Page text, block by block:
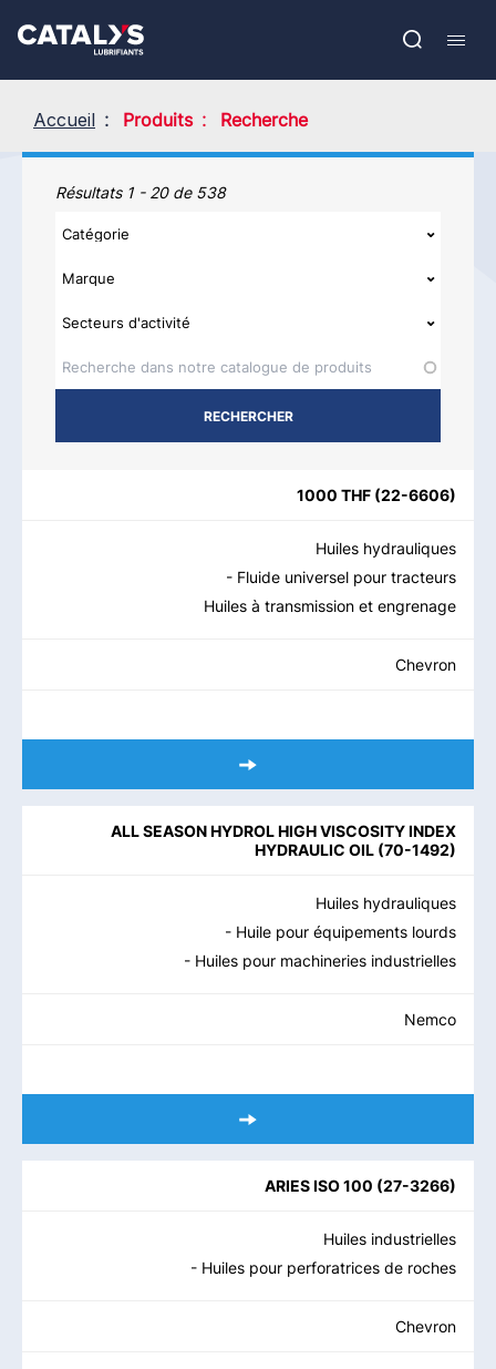
contenu
Open
EN
Accueil Produits Recherche
Produits
Résultats 1 - 20 de 538
MARQUE REGIONS
1000 THF (22-6606)
Huiles hydrauliques
- Fluide universel pour tracteurs
Huiles à transmission et engrenage
Chevron
ALL SEASON HYDROL HIGH VISCOSITY INDEX
HYDRAULIC OIL (70-1492)
Huiles hydrauliques
- Huile pour équipements lourds
- Huiles pour machineries industrielles
Nemco
ARIES ISO 100 (27-3266)
Huiles industrielles
- Huiles pour perforatrices de roches
Chevron